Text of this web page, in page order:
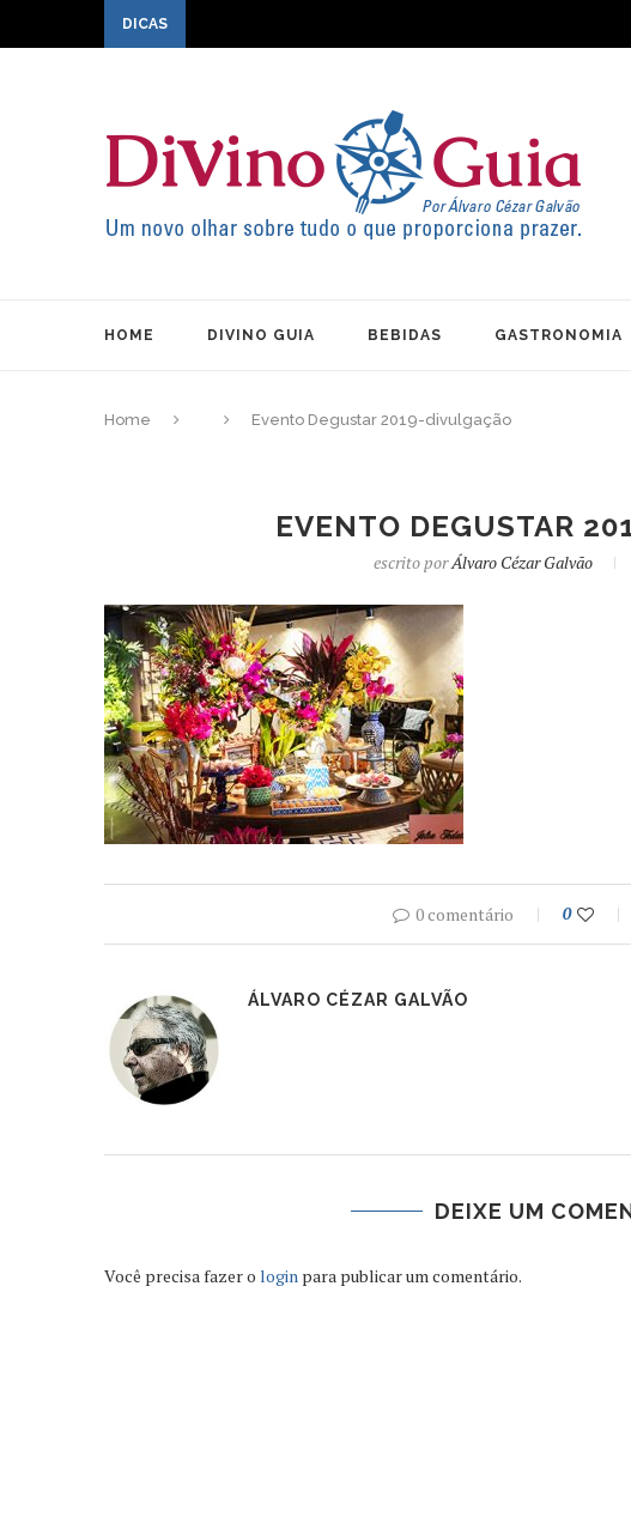
DICAS
HOME DIVINO GUIA BEBIDAS GASTRONOMIA
Home Evento Degustar 2019-divulgação
EVENTO DEGUSTAR
escrito porÁlvaro Cézar Galvão
0 comentário 0
ÁLVARO CÉZAR GALVÃO
DEIXE UM
Você precisa fazer o login para publicar um comentário.